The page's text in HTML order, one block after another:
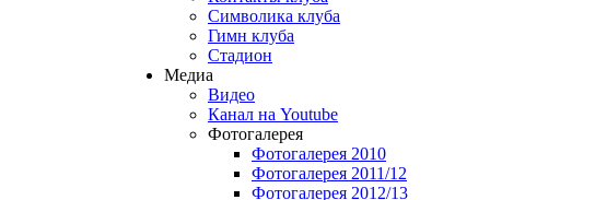
Символика клуба
Гимн клуба
Стадион
Медиа
Видео
Канал на Youtube
Фотогалерея
Фотогалерея 2010
Фотогалерея 2011/12
Фотогалерея 2012/13